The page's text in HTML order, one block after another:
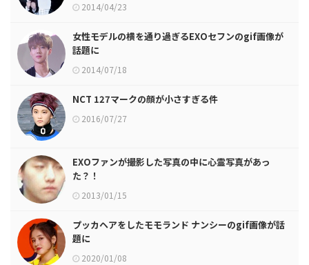
2014/04/23
女性モデルの横を通り過ぎるEXOセフンのgif画像が
話題に
2014/07/18
NCT 127マークの顔が小さすぎる件
2016/07/27
EXOファンが撮影した写真の中に心霊写真があっ
た？！
2013/01/15
プッカヘアをしたモモランド ナンシーのgif画像が話
題に
2020/01/08